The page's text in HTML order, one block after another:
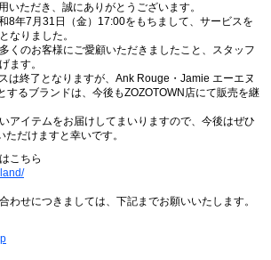
いただき、誠にありがとうございます。
8年7月31日（金）17:00をもちまして、サービスを
なりました。
くのお客様にご愛顧いただきましたこと、スタッフ
ます。
は終了となりますが、Ank Rouge・Jamie エーエヌ
するブランドは、今後もZOZOTOWN店にて販売を継
アイテムをお届けしてまいりますので、今後はぜひ
だけますと幸いです。
こちら
わせにつきましては、下記までお願いいたします。